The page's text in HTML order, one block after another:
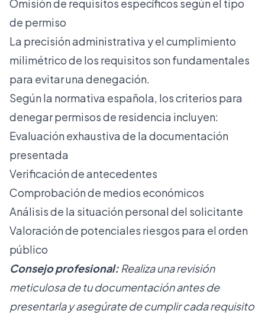
Omisión de requisitos específicos según el tipo
de permiso
La precisión administrativa y el cumplimiento
milimétrico de los requisitos son fundamentales
para evitar una denegación.
Según la normativa española, los criterios para
denegar permisos de residencia incluyen:
Evaluación exhaustiva de la documentación
presentada
Verificación de antecedentes
Comprobación de medios económicos
Análisis de la situación personal del solicitante
Valoración de potenciales riesgos para el orden
público
Consejo profesional: Realiza una revisión
meticulosa de tu documentación antes de
presentarla y asegúrate de cumplir cada requisito